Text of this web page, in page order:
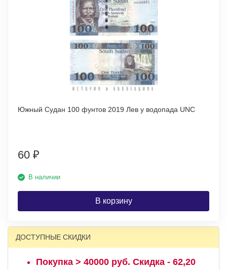
Южный Судан 100 фунтов 2019 Лев у водопада UNC
60 ₽
В наличии
В корзину
ДОСТУПНЫЕ СКИДКИ
Покупка > 40000 руб. Скидка - 62,20